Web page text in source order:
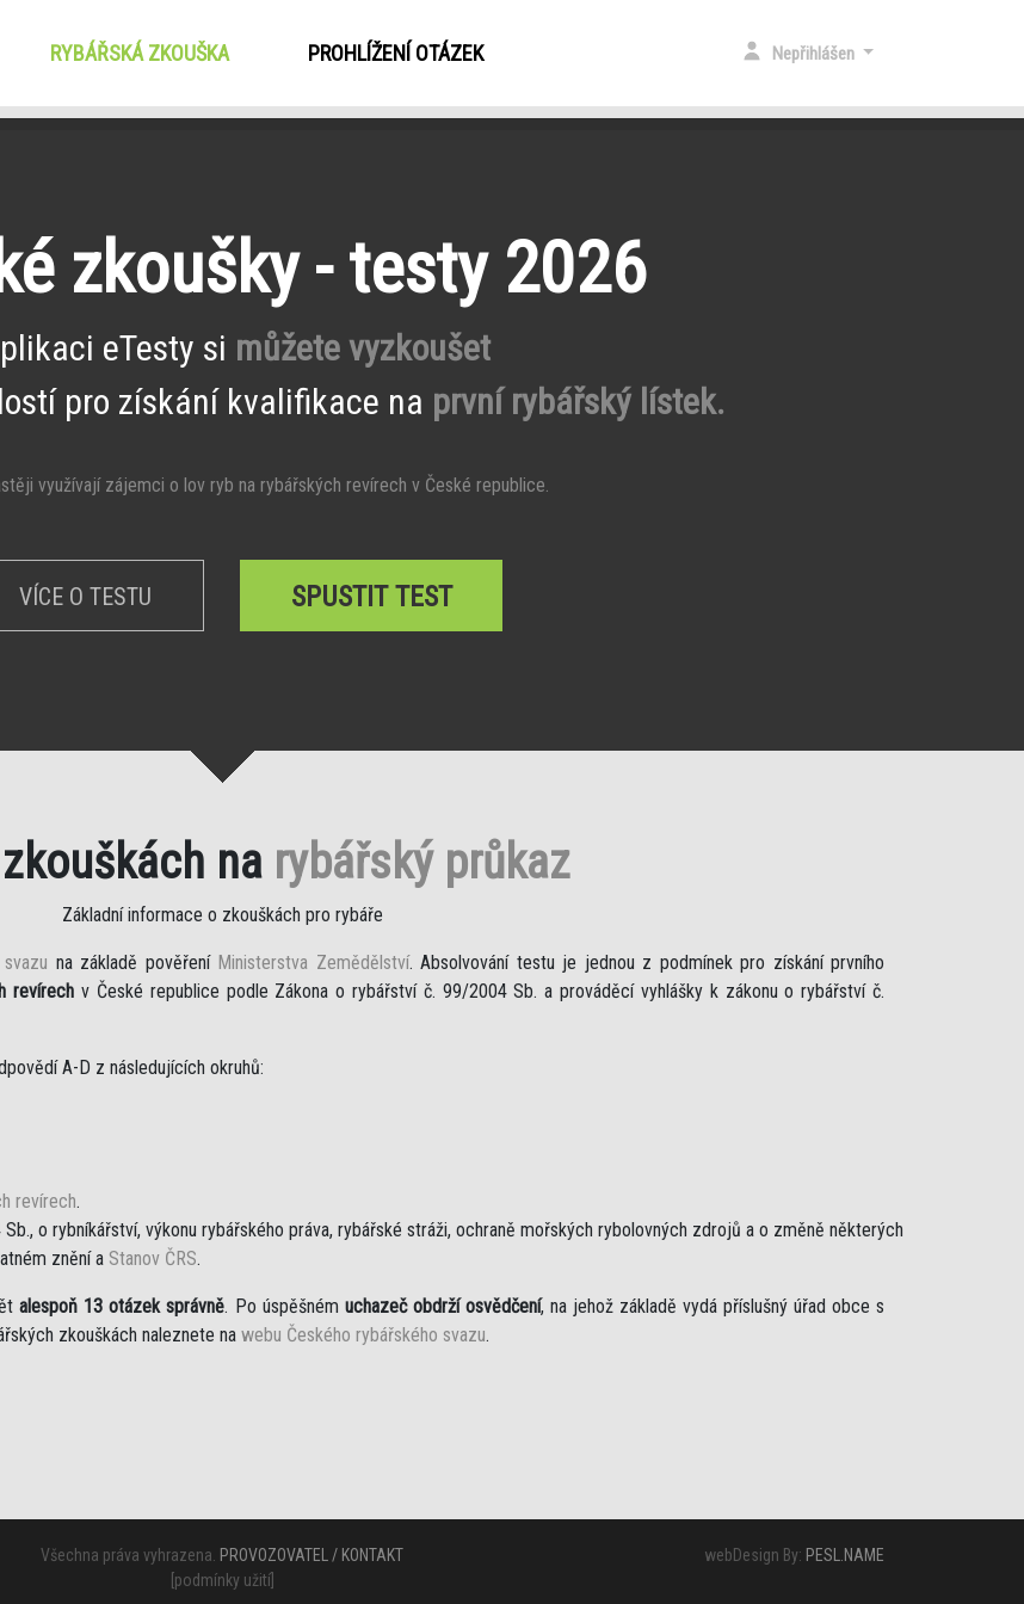
RYBÁŘSKÁ ZKOUŠKA(CURRENT)PROHLÍŽENÍ OTÁZEK Nepřihlášen
zkoušky - testy 2026
eTesty si můžete vyzkoušet
pro získání kvalifikace na první rybářský lístek.
využívají zájemci o lov ryb na rybářských revírech v České republice.
VÍCE O TESTU SPUSTIT TEST
na rybářský průkaz
Základní informace o zkouškách pro rybáře
na základě pověření Ministerstva Zemědělství. Absolvování testu je jednou z podmínek pro získání prvního
revírech v České republice podle Zákona o rybářství č. 99/2004 Sb. a prováděcí vyhlášky k zákonu o rybářství č.
A-D z následujících okruhů:
revírech.
o rybníkářství, výkonu rybářského práva, rybářské stráži, ochraně mořských rybolovných zdrojů a o změně některých
znění a Stanov ČRS.
alespoň 13 otázek správně. Po úspěšném uchazeč obdrží osvědčení, na jehož základě vydá příslušný úřad obce s
zkouškách naleznete na webu Českého rybářského svazu.
Všechna práva vyhrazena. PROVOZOVATEL / KONTAKT
podmínky užití]
webDesign By: PESL.NAME